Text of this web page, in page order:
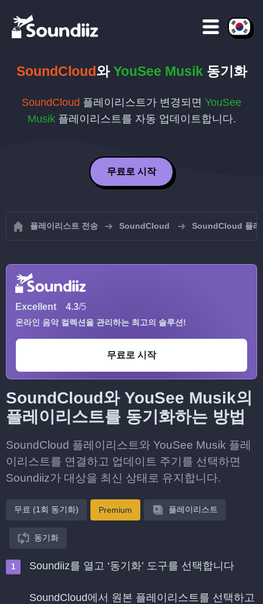
SoundCloud와YouSee Musik 동기화
SoundCloud 플레이리스트가 변경되면 YouSee
Musik플레이리스트를 자동 업데이트합니다.
무료로 시작
플레이리스트 전송 SoundCloud SoundCloud 플레
Excellent 4.3/5
온라인 음악 컬렉션을 관리하는 최고의 솔루션!
무료로 시작
SoundCloud와 YouSee Musik의
플레이리스트를 동기화하는 방법
SoundCloud 플레이리스트와 YouSee Musik 플레
이리스트를 연결하고 업데이트 주기를 선택하면
Soundiiz가 대상을 최신 상태로 유지합니다.
무료 (1회 동기화) Premium 플레이리스트
동기화
Soundiiz를 열고 ‘동기화’ 도구를 선택합니다
SoundCloud에서 원본 플레이리스트를 선택하고